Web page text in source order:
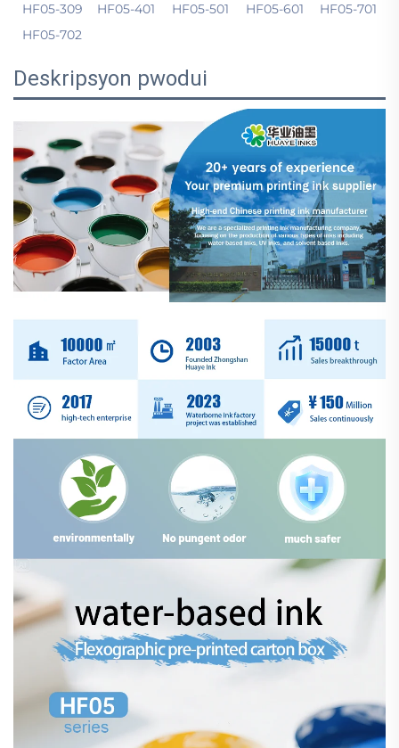
HF05-309
HF05-401 HF05-501 HF05-601
HF05-701
HF05-702
Deskripsyon pwodui